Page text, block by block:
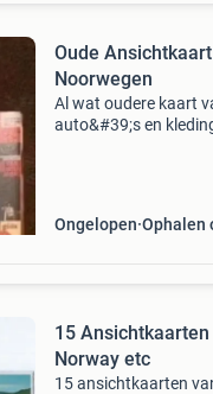
Oude
Noorwegen
Al wat oudere kaart
auto&#39;s en
Ongelopen Ophalen
15
Norway etc
15 ansichtkaarten